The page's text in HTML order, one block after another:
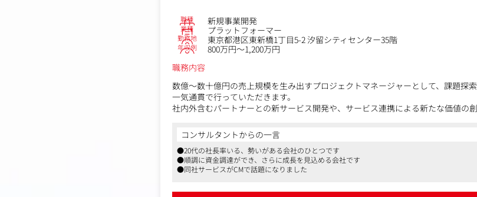
職種 新規事業開発
業種 プラットフォーマー
勤務地 東京都港区東新橋1丁目5-2 汐留シティセンター35階
年収例
800万円～1,200万円
職務内容
数億～数十億円の売上規模を生み出すプロジェクトマネージャーとして、課題探
一気通貫で行っていただきます。
社内外含むパートナーとの新サービス開発や、サービス連携による新たな価値の
【具体的な業務内容】
・マーケット分析/戦略立案/ビジネスインパクト創出までのシナリオ策定
・社内外のステークホルダーやサービスと連携した中長期シナリオ/ビジネス検討
・課題設定/定量定性分析/仮説に基づいた各施策の企画/方向性の検討
コンサルタントからの一言
●20代の社長率いる、勢いがある会社のひとつです
●順調に資金調達ができ、さらに成長を見込める会社です
●同社サービスがCMで話題になりました